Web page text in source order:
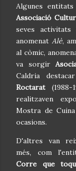
Algunes
Associació
seves
anomenat Alè,
al còmic,
va sorgir
Caldria
Roctarat(1988-
realitzaven
Mostra de
ocasions.
D'altres van
més, com
Corre que